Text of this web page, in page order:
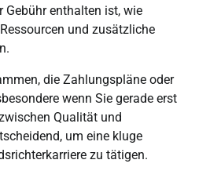
Gebühr enthalten ist, wie
und zusätzliche
die Zahlungspläne oder
wenn Sie gerade erst
Qualität und
um eine kluge
zu tätigen.